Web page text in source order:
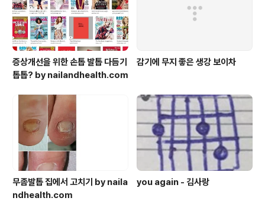
증상개선을 위한 손톱 발톱 다듬기
톱톱? by nailandhealth.com
감기에 무지 좋은 생강 보이차
무좀발톱 집에서 고치기 by naila
ndhealth.com
you again - 김사랑